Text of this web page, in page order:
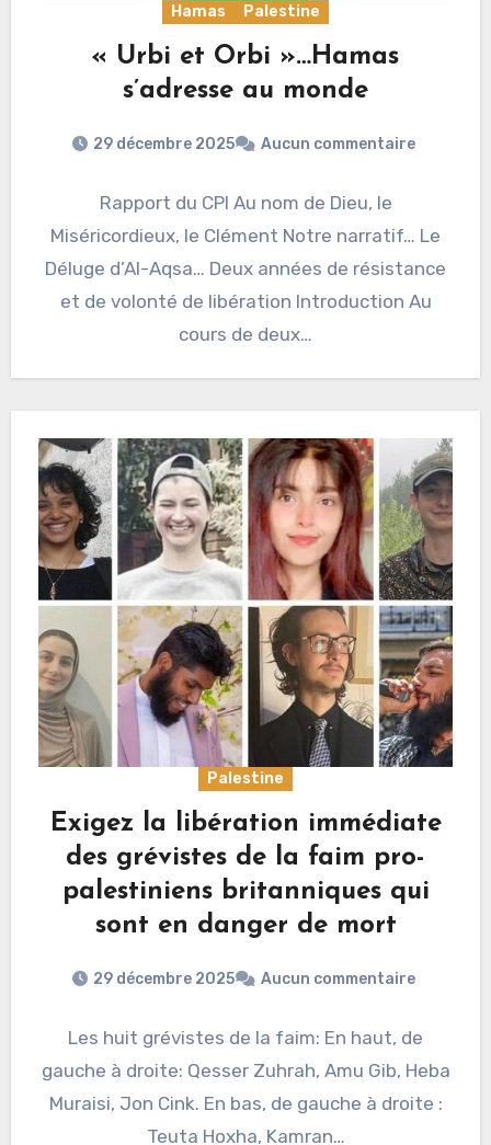
Hamas Palestine
« Urbi et Orbi »…Hamas
s’adresse au monde
29 décembre 2025 Aucun commentaire
Rapport du CPI Au nom de Dieu, le
Miséricordieux, le Clément Notre narratif… Le
Déluge d’Al-Aqsa… Deux années de résistance
et de volonté de libération Introduction Au
cours de deux…
Palestine
Exigez la libération immédiate
des grévistes de la faim pro-
palestiniens britanniques qui
sont en danger de mort
29 décembre 2025 Aucun commentaire
Les huit grévistes de la faim: En haut, de
gauche à droite: Qesser Zuhrah, Amu Gib, Heba
Muraisi, Jon Cink. En bas, de gauche à droite :
Teuta Hoxha, Kamran…